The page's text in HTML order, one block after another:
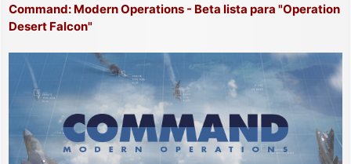
n
s
Command: Modern Operations - Beta lista para "Operation
Desert Falcon"